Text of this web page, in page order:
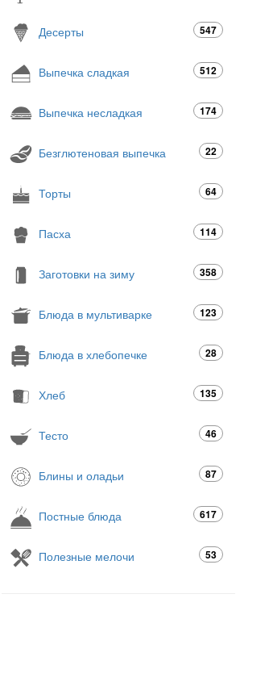
Десерты 547
Выпечка сладкая 512
Выпечка несладкая 174
Безглютеновая выпечка 22
Торты 64
Пасха 114
Заготовки на зиму 358
Блюда в мультиварке 123
Блюда в хлебопечке 28
Хлеб 135
Тесто 46
Блины и оладьи 87
Постные блюда 617
Полезные мелочи 53